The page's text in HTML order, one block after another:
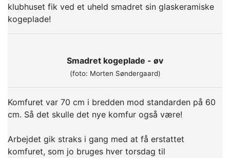
klubhuset fik ved et uheld smadret sin glaskeramiske
kogeplade!
Smadret kogeplade - øv
(foto: Morten Søndergaard)
Komfuret var 70 cm i bredden mod standarden på 60
cm. Så det skulle det nye komfur også være!
Arbejdet gik straks i gang med at få erstattet
komfuret, som jo bruges hver torsdag til